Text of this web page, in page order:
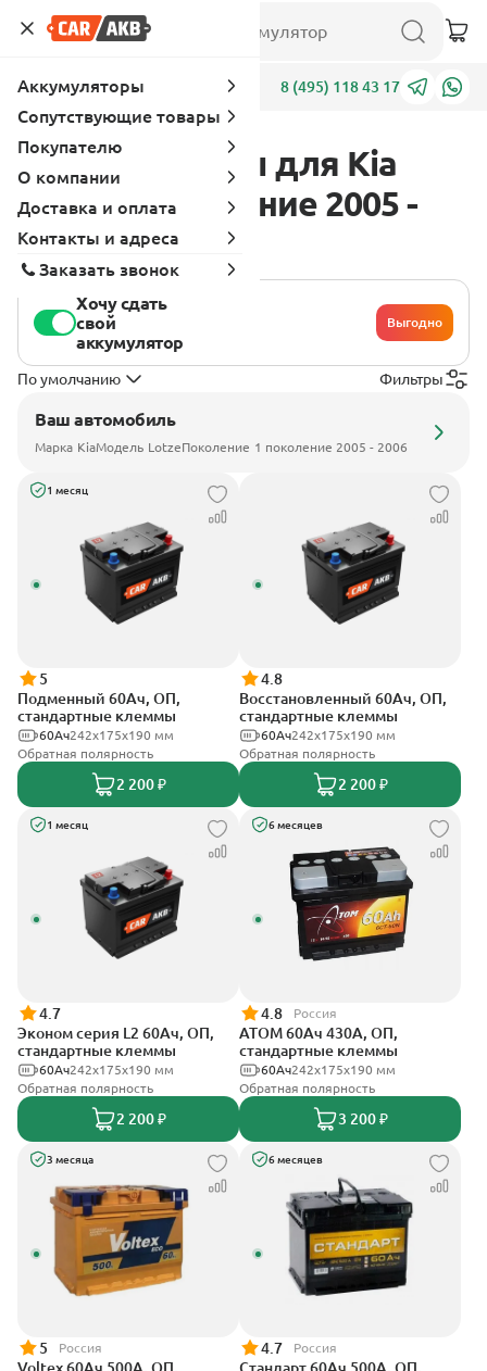
Адреса 8 (495) 118 43 17
Аккумуляторы для Kia
Lotze 1 поколение 2005 -
2006
Хочу сдать
свой
аккумулятор
Выгодно
По умолчанию Фильтры
Ваш автомобиль
Марка KiaМодель LotzeПоколение 1 поколение 2005 - 2006
1 месяц
5
Подменный 60Ач, ОП,
стандартные клеммы
242х175х190 мм
60Ач
Обратная полярность
2 200 ₽
4.8
Восстановленный 60Ач, ОП,
стандартные клеммы
242х175х190 мм
60Ач
Обратная полярность
2 200 ₽
1 месяц
4.7
Эконом серия L2 60Ач, ОП,
стандартные клеммы
242х175х190 мм
60Ач
Обратная полярность
2 200 ₽
6 месяцев
4.8 Россия
АТОМ 60Ач 430А, ОП,
стандартные клеммы
242х175х190 мм
60Ач
Обратная полярность
3 200 ₽
3 месяца
5 Россия
6 месяцев
4.7 Россия
Аккумуляторы
Сопутствующие товары
Покупателю
О компании
Доставка и оплата
Контакты и адреса
Заказать звонок